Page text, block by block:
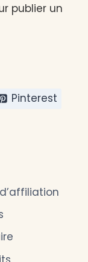
publier un
Pinterest